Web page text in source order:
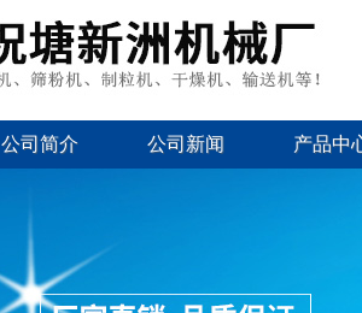
公司简介 公司新闻 产品中